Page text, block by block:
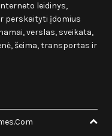
leidinys,
perskaityti įdomius
verslas, sveikata,
šeima, transportas ir